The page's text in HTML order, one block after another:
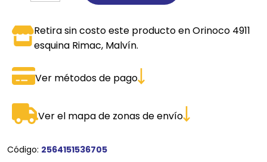
Retira sin costo este producto en Orinoco 4911
esquina Rimac, Malvín.
Ver métodos de pago
Ver el mapa de zonas de envío
Código: 2564151536705